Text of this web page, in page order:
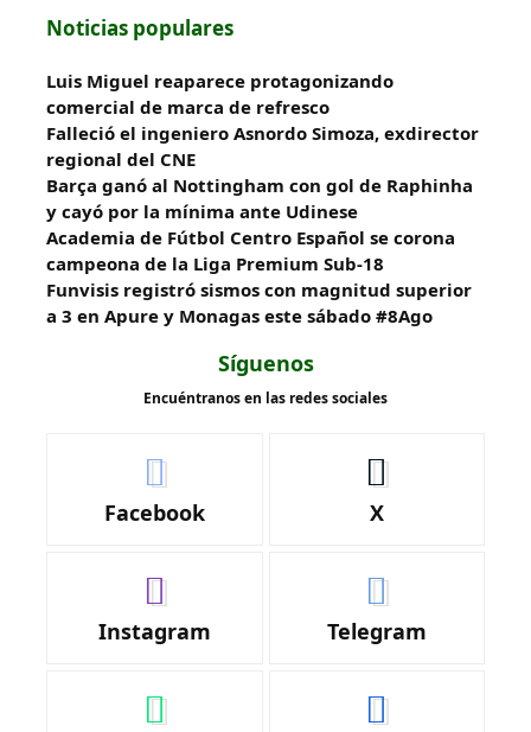
Noticias populares
Luis Miguel reaparece protagonizando
comercial de marca de refresco
Falleció el ingeniero Asnordo Simoza, exdirector
regional del CNE
Barça ganó al Nottingham con gol de Raphinha
y cayó por la mínima ante Udinese
Academia de Fútbol Centro Español se corona
campeona de la Liga Premium Sub-18
Funvisis registró sismos con magnitud superior
a 3 en Apure y Monagas este sábado #8Ago
Síguenos
Encuéntranos en las redes sociales
Facebook X
Instagram Telegram